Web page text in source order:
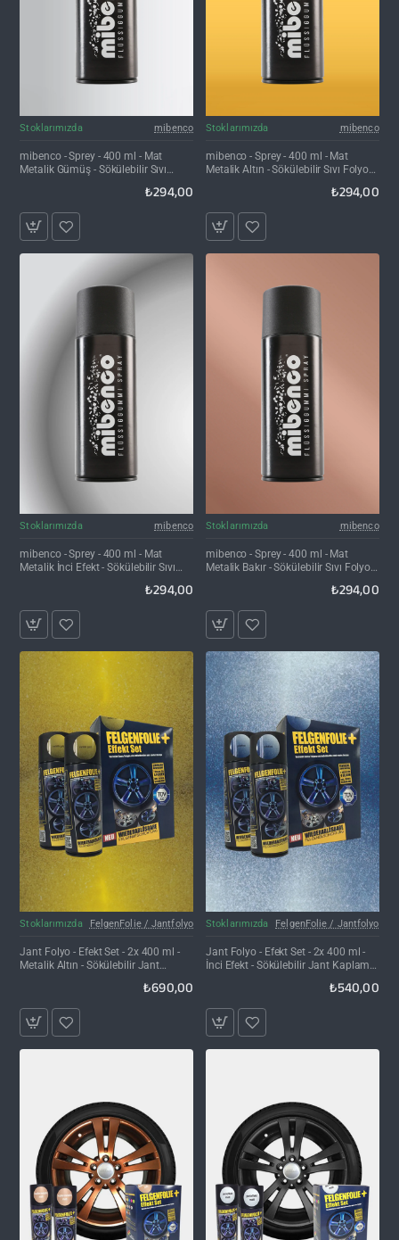
Stoklarımızda mibenco
mibenco - Sprey - 400 ml - Mat
Metalik Gümüş - Sökülebilir Sıvı
₺294,00
Stoklarımızda mibenco
mibenco - Sprey - 400 ml - Mat
Metalik Altın - Sökülebilir Sıvı Folyo
₺294,00
Stoklarımızda mibenco
mibenco - Sprey - 400 ml - Mat
Metalik İnci Efekt - Sökülebilir Sıvı
₺294,00
Stoklarımızda mibenco
mibenco - Sprey - 400 ml - Mat
Metalik Bakır - Sökülebilir Sıvı Folyo
₺294,00
Kargo Bedava
Stoklarımızda FelgenFolie / Jantfolyo
Jant Folyo - Efekt Set - 2x 400 ml -
Metalik Altın - Sökülebilir Jant
₺690,00
Stoklarımızda FelgenFolie / Jantfolyo
Jant Folyo - Efekt Set - 2x 400 ml -
İnci Efekt - Sökülebilir Jant Kaplama
₺540,00